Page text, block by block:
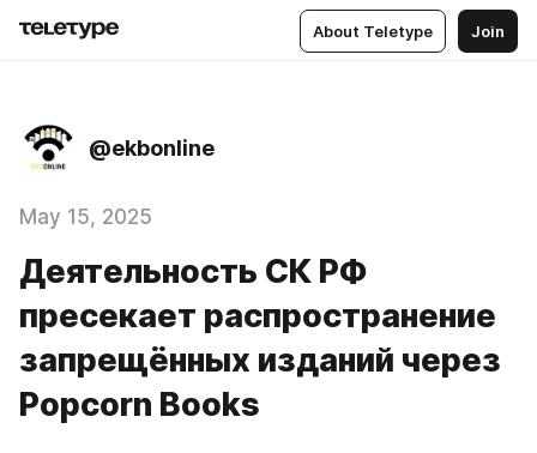
About Teletype Join
@ekbonline
May 15, 2025
Деятельность СК РФ
пресекает распространение
запрещённых изданий через
Popcorn Books